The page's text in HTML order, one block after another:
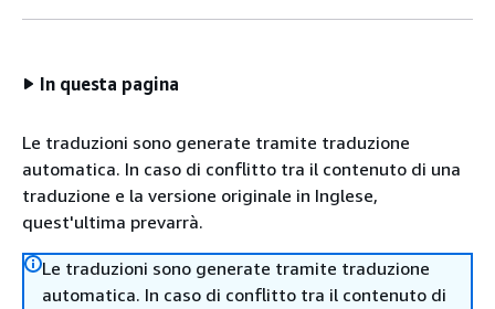
In questa pagina
Le traduzioni sono generate tramite traduzione
automatica. In caso di conflitto tra il contenuto di una
traduzione e la versione originale in Inglese,
quest'ultima prevarrà.
Le traduzioni sono generate tramite traduzione
automatica. In caso di conflitto tra il contenuto di